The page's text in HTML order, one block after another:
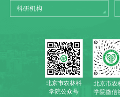
科研机构
北京市农林科
学院公众号
北京市农
学院微信